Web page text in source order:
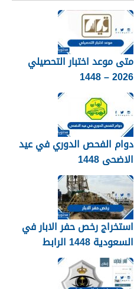
متى موعد اختبار التحصيلي
2026 – 1448
دوام الفحص الدوري في عيد
الاضحى 1448
استخراج رخص حفر الابار في
السعودية 1448 الرابط
والشروط بالتفصيل